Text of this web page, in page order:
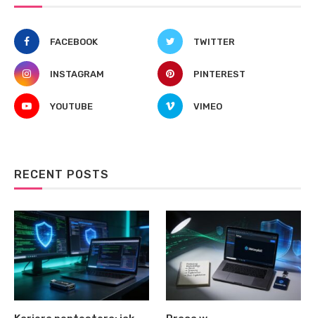
FACEBOOK TWITTER
INSTAGRAM PINTEREST
YOUTUBE VIMEO
RECENT POSTS